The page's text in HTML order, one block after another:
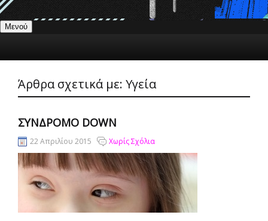
Μενού
Άρθρα σχετικά με: Υγεία
ΣΥΝΔΡΟΜΟ DOWN
22 Απριλίου 2015 Χωρίς Σχόλια